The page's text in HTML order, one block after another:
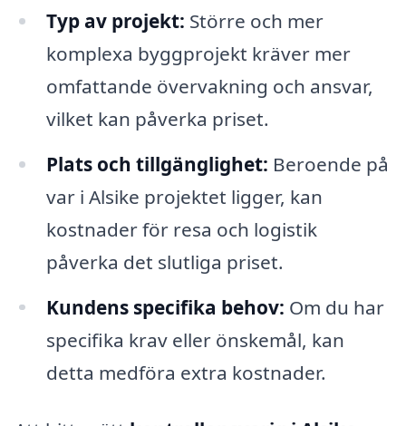
Typ av projekt: Större och mer
komplexa byggprojekt kräver mer
omfattande övervakning och ansvar,
vilket kan påverka priset.
Plats och tillgänglighet: Beroende på
var i Alsike projektet ligger, kan
kostnader för resa och logistik
påverka det slutliga priset.
Kundens specifika behov: Om du har
specifika krav eller önskemål, kan
detta medföra extra kostnader.